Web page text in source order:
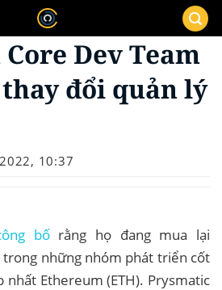
Dev Team
đổi quản lý
10:37
bốrằng họ đang mua lại
trong những nhóm phát triển cốt
nhất Ethereum (ETH). Prysmatic